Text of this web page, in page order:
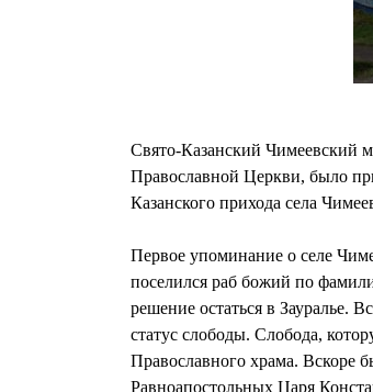
Свято-Казанский Чимеевский
Православной Церкви, было
Казанского прихода села
Первое упоминание о селе
поселился раб божий по
решение остаться в Зауралье.
статус слободы. Слобода,
Православного храма. Вскоре
Равноапостольных Царя